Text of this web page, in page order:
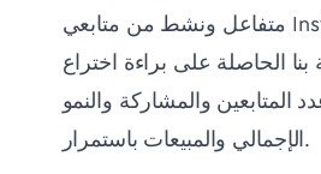
متفاعل ونشط من متابعي Instagram . تعمل
بنا الحاصلة على براءة اختراع
المتابعين والمشاركة والنمو
الإجمالي والمبيعات باستمرار.